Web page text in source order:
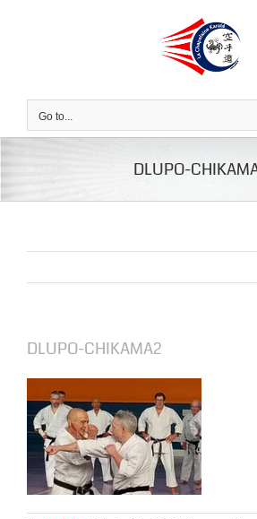
Go to...
DLUPO-
DLUPO-CHIKAMA2